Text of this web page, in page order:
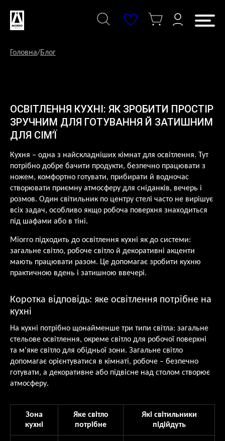
змісту
Головна/Блог
ОСВІТЛЕННЯ КУХНІ: ЯК ЗРОБИТИ ПРОСТІР
ЗРУЧНИМ ДЛЯ ГОТУВАННЯ Й ЗАТИШНИМ
ДЛЯ СІМ’Ї
Кухня – одна з найскладніших кімнат для освітлення. Тут
потрібно добре бачити продукти, безпечно працювати з
ножем, комфортно готувати, прибирати й водночас
створювати приємну атмосферу для сніданків, вечерь і
розмов. Один світильник по центру стелі часто не вирішує
всіх задач, особливо якщо робоча поверхня знаходиться
під шафами або в тіні.
Miorro підходить до освітлення кухні як до системи:
загальне світло, робоче світло й декоративні акценти
мають працювати разом. Це допомагає зробити кухню
практичною вдень і затишною ввечері.
Коротка відповідь: яке освітлення потрібне на
кухні
На кухні потрібно щонайменше три типи світла: загальне
стельове освітлення, окреме світло для робочої поверхні
та м’яке світло для обідньої зони. Загальне світло
допомагає орієнтуватися в кімнаті, робоче – безпечно
готувати, а декоративне або підвісне над столом створює
атмосферу.
Зона
кухні
Яке світло
потрібне
Які світильники
підійдуть